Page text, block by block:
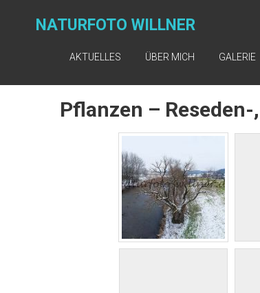
NATURFOTO WILLNER
AKTUELLES ÜBER MICH GALERIE
Pflanzen –